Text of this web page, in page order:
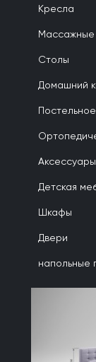
Кресла
Массажные
Столы
Домашний
Аксессуары
Детская
Шкафы
Двери
напольные